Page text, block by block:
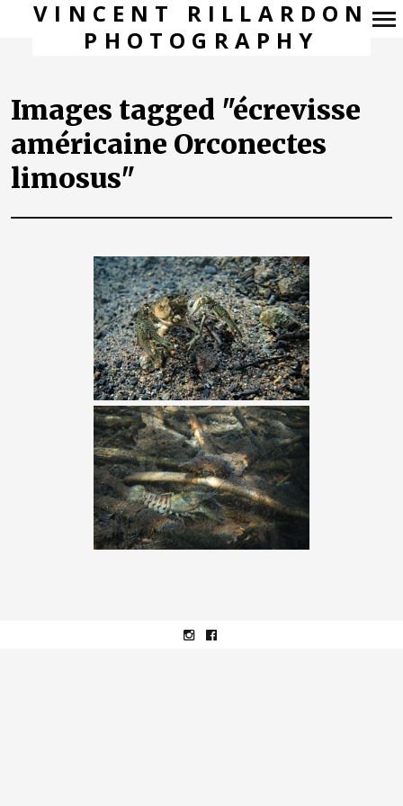
Navigation
VINCENT RILLARDON
PHOTOGRAPHY
Images tagged "écrevisse
américaine Orconectes
limosus"
Instagram